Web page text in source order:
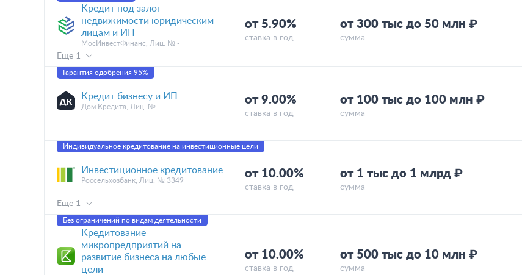
Кредит под залог
недвижимости юридическим
лицам и ИП
МосИнвестФинанс, Лиц. № -
от 5.90%
ставка в год
от 300 тыс до 50 млн ₽
сумма
Еще 1
Гарантия одобрения 95%
Кредит бизнесу и ИП
Дом Кредита, Лиц. № -
от 9.00%
ставка в год
от 100 тыс до 100 млн ₽
сумма
Индивидуальное кредитование на инвестиционные цели
Инвестиционное кредитование
Россельхозбанк, Лиц. № 3349
от 10.00%
ставка в год
от 1 тыс до 1 млрд ₽
сумма
Еще 1
Без ограничений по видам деятельности
Кредитование
микропредприятий на
развитие бизнеса на любые
цели
от 10.00%
ставка в год
от 500 тыс до 10 млн ₽
сумма